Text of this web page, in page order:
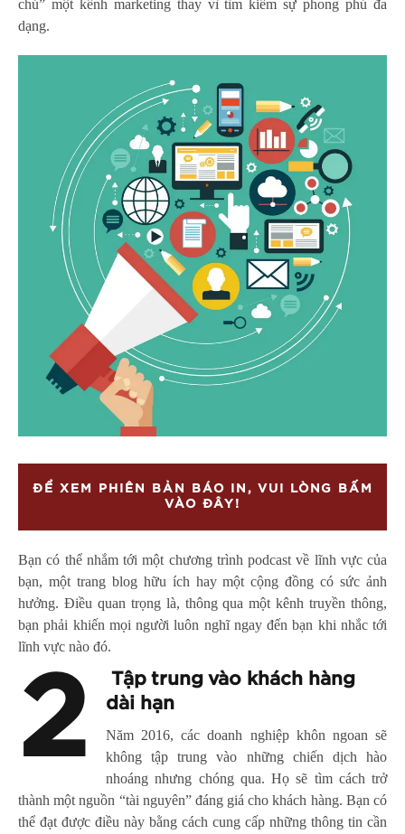
chủ” một kênh marketing thay vì tìm kiếm sự phong phú đa
dạng.
ĐỂ XEM PHIÊN BẢN BÁO IN, VUI LÒNG BẤM
VÀO ĐÂY!
Bạn có thể nhắm tới một chương trình podcast về lĩnh vực của
bạn, một trang blog hữu ích hay một cộng đồng có sức ảnh
hưởng. Điều quan trọng là, thông qua một kênh truyền thông,
bạn phải khiến mọi người luôn nghĩ ngay đến bạn khi nhắc tới
lĩnh vực nào đó.
2
Tập trung vào khách hàng
dài hạn
Năm 2016, các doanh nghiệp khôn ngoan sẽ
không tập trung vào những chiến dịch hào
nhoáng nhưng chóng qua. Họ sẽ tìm cách trở
thành một nguồn “tài nguyên” đáng giá cho khách hàng. Bạn có
thể đạt được điều này bằng cách cung cấp những thông tin cần